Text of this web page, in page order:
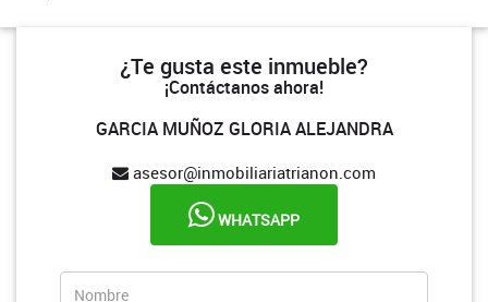
¿Te gusta este inmueble?
¡Contáctanos ahora!
GARCIA MUÑOZ GLORIA ALEJANDRA
asesor@inmobiliariatrianon.com
WHATSAPP